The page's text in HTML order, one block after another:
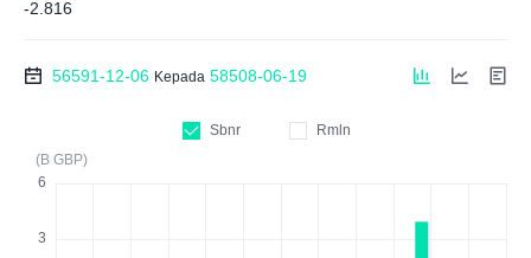
-2.816
56591-12-06 Kepada 58508-06-19
Sbnr
Rmln
(B GBP)